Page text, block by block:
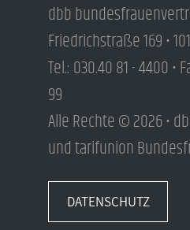
dbb
Friedrichstraße 169 •
Tel.: 030.40 81 - 4400 •
99
Alle Rechte © 2026 •
und tarifunion
DATENSCHUTZ